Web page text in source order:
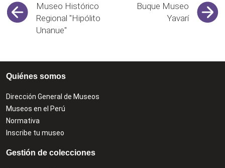
Museo Histórico
Regional "Hipólito
Unanue"
Buque Museo
Yavarí
Quiénes somos
Dirección General de Museos
Museos en el Perú
Normativa
Inscribe tu museo
Gestión de colecciones